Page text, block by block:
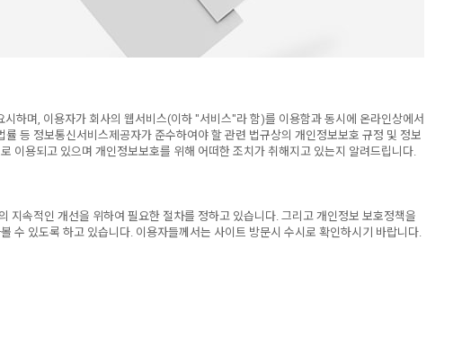
며, 이용자가 회사의 웹서비스(이하 "서비스"라 함)를 이용함과 동시에 온라인상에서
등 정보통신서비스제공자가 준수하여야 할 관련 법규상의 개인정보보호 규정 및 정보
이용되고 있으며 개인정보보호를 위해 어떠한 조치가 취해지고 있는지 알려드립니다.
지속적인 개선을 위하여 필요한 절차를 정하고 있습니다. 그리고 개인정보 보호정책을
수 있도록 하고 있습니다. 이용자들께서는 사이트 방문시 수시로 확인하시기 바랍니다.